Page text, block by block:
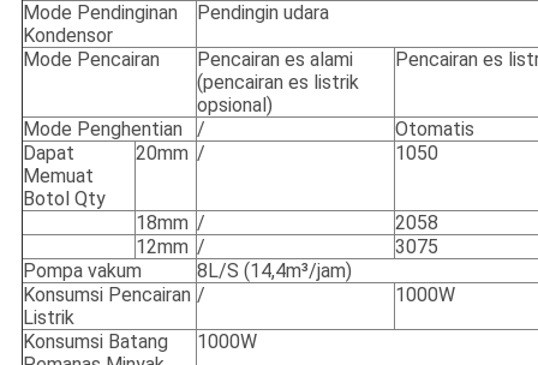
Mode Pendinginan
Kondensor
Pendingin udara
Mode Pencairan
Pencairan es alami
(pencairan es listrik
opsional)
Pencairan es
Mode Penghentian /
Otomatis
Dapat
Memuat
Botol Qty
20mm / 1050
18mm /
2058
12mm /
3075
Pompa vakum
8L/S (14,4m³/jam)
Konsumsi Pencairan
Listrik
/ 1000W
Konsumsi Batang
1000W